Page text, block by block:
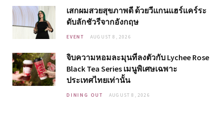
เสกผมสวยสุขภาพดี ด้วยวีแกนแฮร์แคร์ระ
ดับลักชัวรีจากอังกฤษ
EVENT AUGUST 8, 2026
จิบความหอมละมุนที่ลงตัวกับ Lychee Rose
Black Tea Series เมนูพิเศษเฉพาะ
ประเทศไทยเท่านั้น
DINING OUT AUGUST 8, 2026